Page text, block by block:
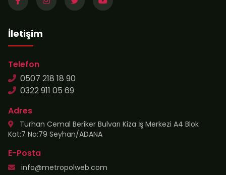
İletişim
Telefon
0507 218 18 90
0322 911 05 69
Adres
Turhan Cemal Beriker Bulvarı Kiza İş Merkezi A4 Blok
Kat:7 No:79 Seyhan/ADANA
E-Posta
info@metropolweb.com